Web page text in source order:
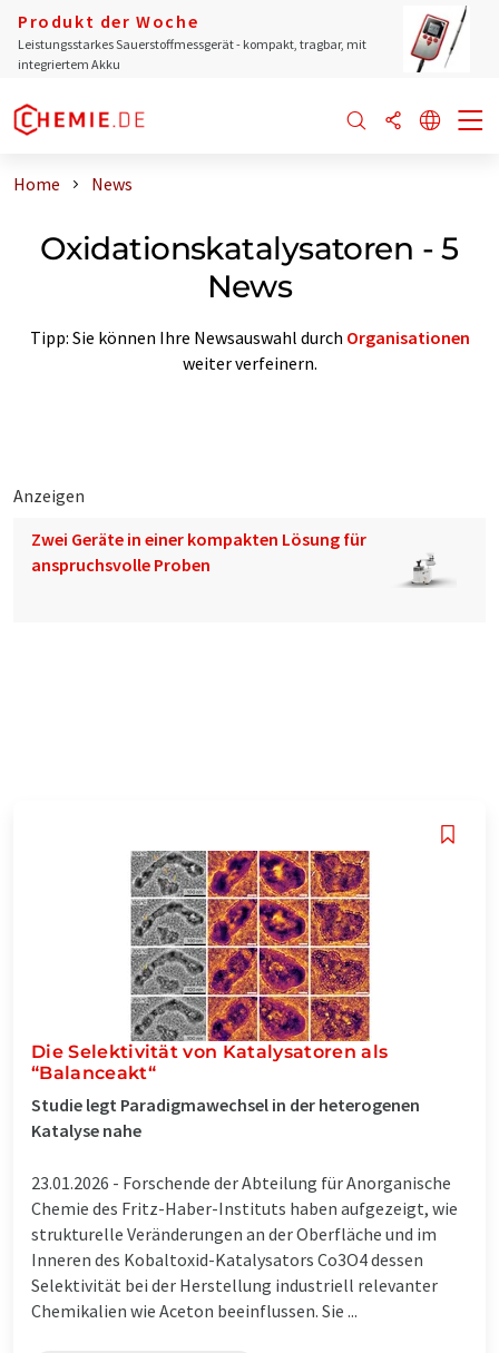
Produkt der Woche
Leistungsstarkes Sauerstoffmessgerät - kompakt, tragbar, mit
integriertem Akku
Home News
Oxidationskatalysatoren - 5
News
Tipp: Sie können Ihre Newsauswahl durch Organisationen
weiter verfeinern.
Anzeigen
Zwei Geräte in einer kompakten Lösung für
anspruchsvolle Proben
Die Selektivität von Katalysatoren als
“Balanceakt“
Studie legt Paradigmawechsel in der heterogenen
Katalyse nahe
23.01.2026 - Forschende der Abteilung für Anorganische
Chemie des Fritz-Haber-Instituts haben aufgezeigt, wie
strukturelle Veränderungen an der Oberfläche und im
Inneren des Kobaltoxid-Katalysators Co3O4 dessen
Selektivität bei der Herstellung industriell relevanter
Chemikalien wie Aceton beeinflussen. Sie ...